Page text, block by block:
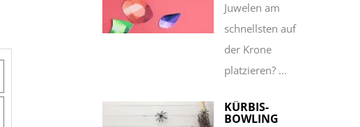
Juwelen am
schnellsten auf
der Krone
platzieren? ...
KÜRBIS-
BOWLING